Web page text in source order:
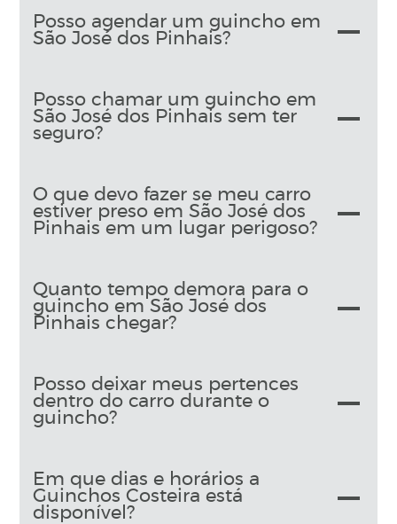
Posso agendar um guincho em
São José dos Pinhais?
Posso chamar um guincho em
São José dos Pinhais sem ter
seguro?
O que devo fazer se meu carro
estiver preso em São José dos
Pinhais em um lugar perigoso?
Quanto tempo demora para o
guincho em São José dos
Pinhais chegar?
Posso deixar meus pertences
dentro do carro durante o
guincho?
Em que dias e horários a
Guinchos Costeira está
disponível?